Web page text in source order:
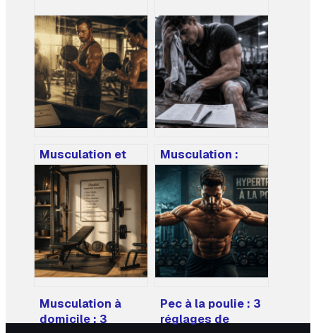
Musculation et
métabolisme :
pourquoi perdre 3
kg de muscle
coûte 2 100
calories par
semaine
Musculation :
pourquoi 2
pratiquants sur 3
abandonnent et
comment tenir
sur la durée
Musculation à
domicile : 3
Pec à la poulie : 3
réglages de